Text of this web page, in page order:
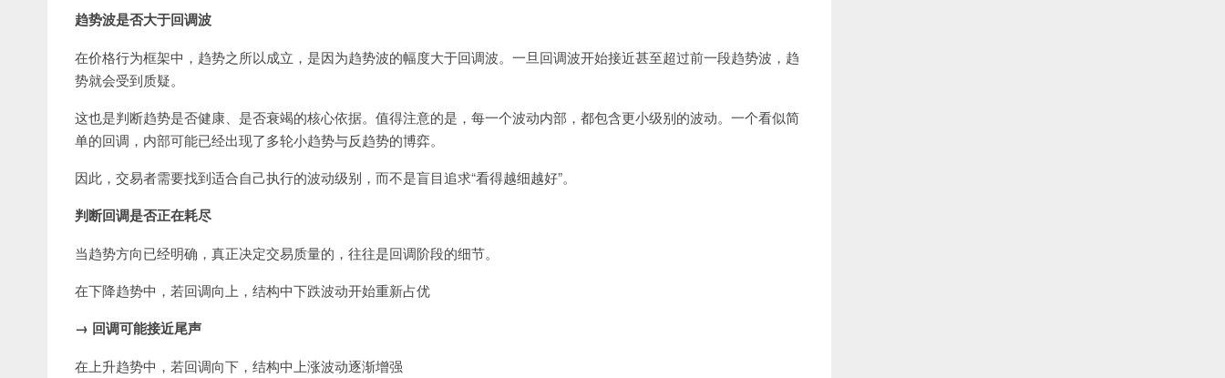
趋势波是否大于回调波
在价格行为框架中，趋势之所以成立，是因为趋势波的幅度大于回调波。一旦回调波开始接近甚至超过前一段趋势波，趋
势就会受到质疑。
这也是判断趋势是否健康、是否衰竭的核心依据。值得注意的是，每一个波动内部，都包含更小级别的波动。一个看似简
单的回调，内部可能已经出现了多轮小趋势与反趋势的博弈。
因此，交易者需要找到适合自己执行的波动级别，而不是盲目追求“看得越细越好”。
判断回调是否正在耗尽
当趋势方向已经明确，真正决定交易质量的，往往是回调阶段的细节。
在下降趋势中，若回调向上，结构中下跌波动开始重新占优
→ 回调可能接近尾声
在上升趋势中，若回调向下，结构中上涨波动逐渐增强